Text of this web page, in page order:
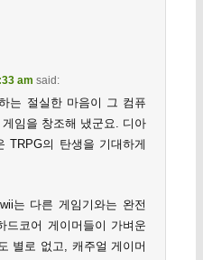
am said:
는 절실한 마음이 그 컴퓨
임을 창조해 냈군요. 디아
TRPG의 탄생을 기대하게
는 다른 게임기와는 완전
드코어 게이머들이 가벼운
별로 없고, 캐주얼 게이머